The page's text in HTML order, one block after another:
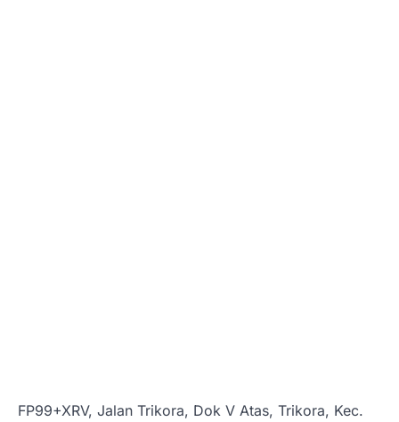
FP99+XRV, Jalan Trikora, Dok V Atas, Trikora, Kec.